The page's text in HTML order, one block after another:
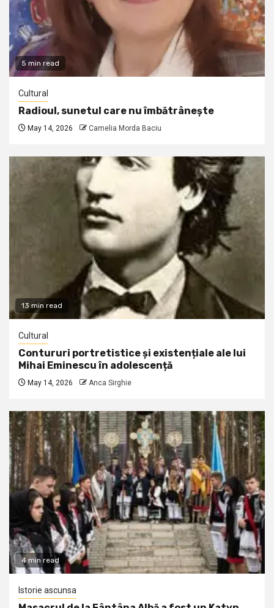
5 min read
Cultural
Radioul, sunetul care nu îmbătrânește
May 14, 2026 Camelia Morda Baciu
13 min read
Cultural
Contururi portretistice și existențiale ale lui
Mihai Eminescu în adolescență
May 14, 2026 Anca Sirghie
4 min read
Istorie ascunsa